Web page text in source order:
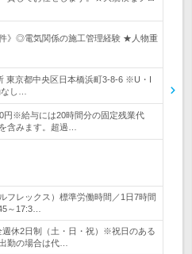
件》◎電気関係の施工管理経験 ★人物重
東京都中央区日本橋浜町3-8-6 ※U・I
し…
円※給与には20時間分の固定残業代
含みます。超過…
フレックス）標準労働時間／1日7時間
～17:3…
休2日制（土・日・祝）※祝日のある
勤の場合は代…